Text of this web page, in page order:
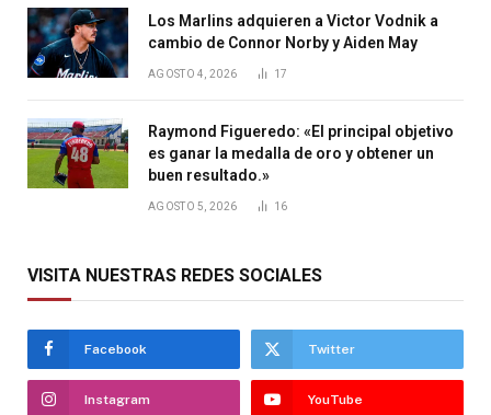
Los Marlins adquieren a Victor Vodnik a
cambio de Connor Norby y Aiden May
AGOSTO 4, 2026 17
Raymond Figueredo: «El principal objetivo
es ganar la medalla de oro y obtener un
buen resultado.»
AGOSTO 5, 2026 16
VISITA NUESTRAS REDES SOCIALES
Facebook Twitter
Instagram YouTube